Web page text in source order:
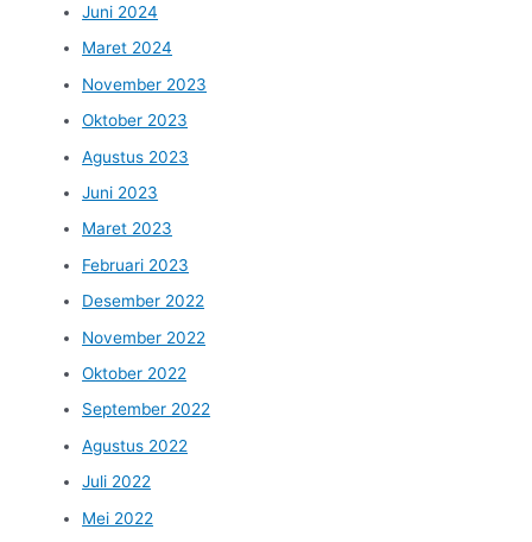
Juni 2024
Maret 2024
November 2023
Oktober 2023
Agustus 2023
Juni 2023
Maret 2023
Februari 2023
Desember 2022
November 2022
Oktober 2022
September 2022
Agustus 2022
Juli 2022
Mei 2022